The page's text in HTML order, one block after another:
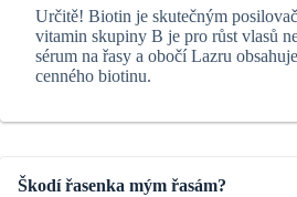
Určitě! Biotin je skutečným
vitamin skupiny B je pro růst vlasů
sérum na řasy a obočí Lazru
cenného biotinu.
Škodí řasenka mým řasám?